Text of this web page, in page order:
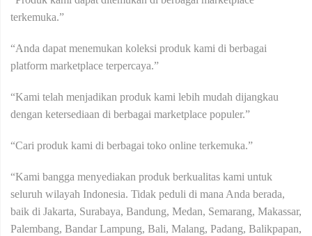
terkemuka.”
“Anda dapat menemukan koleksi produk kami di berbagai
platform marketplace terpercaya.”
“Kami telah menjadikan produk kami lebih mudah dijangkau
dengan ketersediaan di berbagai marketplace populer.”
“Cari produk kami di berbagai toko online terkemuka.”
“Kami bangga menyediakan produk berkualitas kami untuk
seluruh wilayah Indonesia. Tidak peduli di mana Anda berada,
baik di Jakarta, Surabaya, Bandung, Medan, Semarang, Makassar,
Palembang, Bandar Lampung, Bali, Malang, Padang, Balikpapan,